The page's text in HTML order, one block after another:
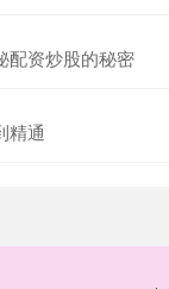
配资炒股的秘密
精通